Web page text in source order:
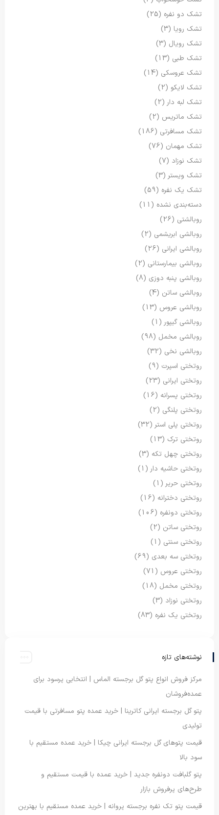
تشک دو نفره (25)
تشک رویا (3)
تشک رویال (3)
تشک طبی (13)
تشک عروسکی (14)
تشک لایکو (2)
تشک لبه دار (2)
تشک ماتریس (2)
تشک مسافرتی (186)
تشک مهمان (76)
تشک نوزاد (7)
تشک ویستر (3)
تشک یک نفره (59)
دسته‌بندی نشده (11)
روبالشتی (26)
روبالشی ابریشمی (2)
روبالشی ایرانی (26)
روبالشی بیمارستانی (2)
روبالشی پنبه دوزی (8)
روبالشی ساتن (4)
روبالشی عروس (13)
روبالشی گیپور (1)
روبالشی مخمل (98)
روبالشی نخی (32)
روتختی اسپرت (9)
روتختی ایرانی (23)
روتختی پسرانه (16)
روتختی پلنگی (2)
روتختی پلی استر (32)
روتختی ترک (13)
روتختی چهل تکه (3)
روتختی حاشیه دار (1)
روتختی حریر (1)
روتختی دخترانه (16)
روتختی دونفره (106)
روتختی ساتن (2)
روتختی سنتی (1)
روتختی سه بعدی (69)
روتختی عروس (71)
روتختی مخمل (18)
روتختی نوزاد (3)
روتختی یک نفره (83)
نوشته‌های تازه
مرکز فروش انواع پتو گل برجسته الماس | انتخابی پرسود برای
عمده‌فروشان
پتو گل برجسته ایرانی کاترینا | خرید عمده پتو مسافرتی با قیمت
تولیدی
قیمت پتوهای گل برجسته ایرانی چیکا | خرید عمده مستقیم با
سود بالا
پتو گلبافت دونفره جدید | خرید عمده با قیمت مستقیم و
طرح‌های پرفروش بازار
قیمت پتو تک نفره برجسته پروانه | خرید عمده مستقیم با بهترین